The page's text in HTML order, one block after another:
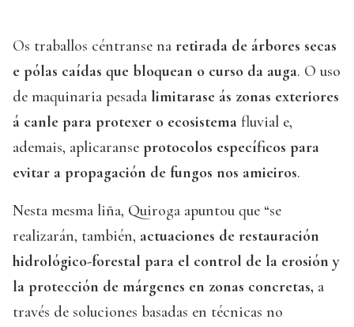
Os traballos céntranse na retirada de árbores secas
e pólas caídas que bloquean o curso da auga. O uso
de maquinaria pesada limitarase ás zonas exteriores
á canle para protexer o ecosistema fluvial e,
ademais, aplicaranse protocolos específicos para
evitar a propagación de fungos nos amieiros.
Nesta mesma liña, Quiroga apuntou que “se
realizarán, también, actuaciones de restauración
hidrológico-forestal para el control de la erosión y
la protección de márgenes en zonas concretas, a
través de soluciones basadas en técnicas no